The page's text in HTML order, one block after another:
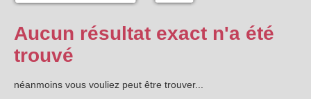
Aucun résultat exact n'a été
trouvé
néanmoins vous vouliez peut être trouver...